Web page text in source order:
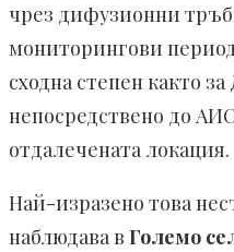
чрез дифузионни
мониторингови
сходна степен както
непосредствено до
отдалечената локация.
Най-изразено това
наблюдава в Големо